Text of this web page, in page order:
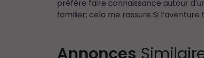
préfère faire connaissance autour
familier; cela me rassure Si
Annonces